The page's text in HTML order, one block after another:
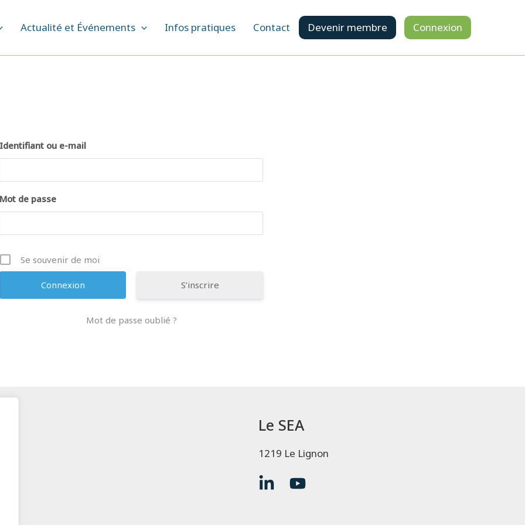
Actualité et Événements Infos pratiques Contact Devenir membre Connexion
Identifiant ou e-mail
Mot de passe
Se souvenir de moi
S’inscrire
Mot de passe oublié ?
Le SEA
1219 Le Lignon